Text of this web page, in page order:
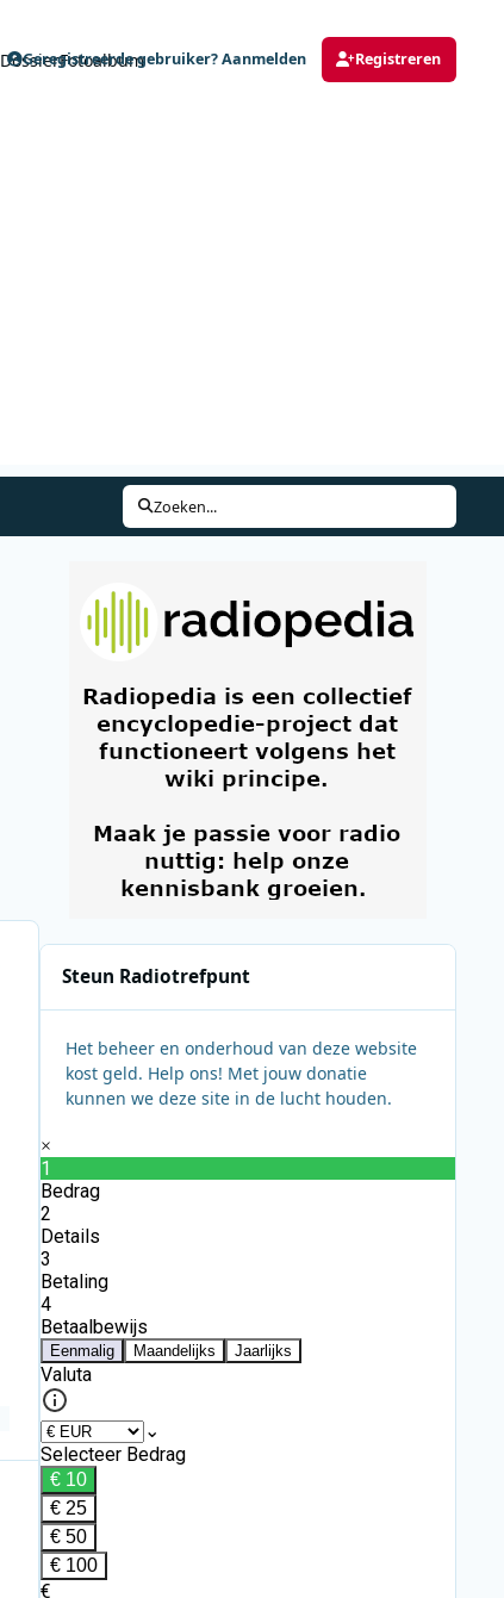
DossierFotoalbum
Geregistreerde gebruiker? Aanmelden Registreren
Zoeken...
Steun Radiotrefpunt
Het beheer en onderhoud van deze website
kost geld. Help ons! Met jouw donatie
kunnen we deze site in de lucht houden.